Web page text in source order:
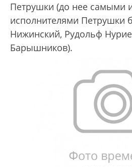
Петрушки (до нее самыми
исполнителями Петрушки
Нижинский, Рудольф
Барышников).